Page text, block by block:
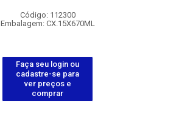
Código: 112300
Embalagem: CX.15X670ML
Faça seu login ou
cadastre-se para
ver preços e
comprar